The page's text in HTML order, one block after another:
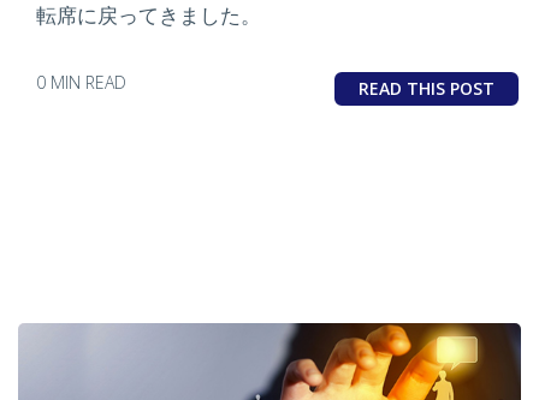
転席に戻ってきました。
0 MIN READ READ THIS POST